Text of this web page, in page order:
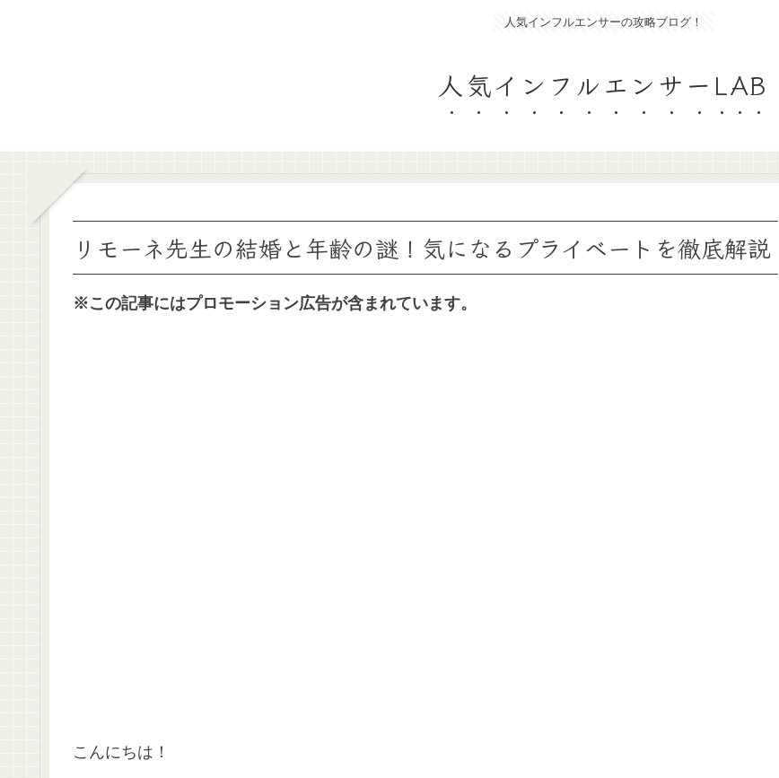
人気インフルエンサーの攻略ブログ！
人気インフルエンサーLAB
リモーネ先生の結婚と年齢の謎！気になるプライベートを徹底解説
※この記事にはプロモーション広告が含まれています。
こんにちは！